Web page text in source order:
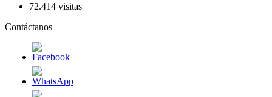
72.414 visitas
Contáctanos